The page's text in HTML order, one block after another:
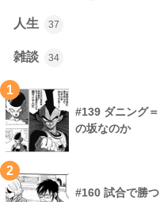
人生 37
雑談 34
1
#139 ダニング
の坂なのか
2
#160 試合で勝